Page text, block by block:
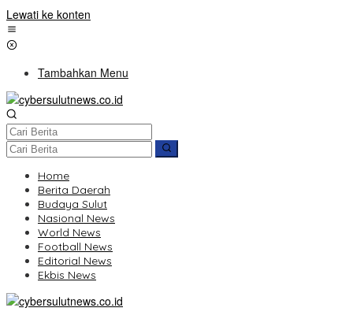
Lewati ke konten
Tambahkan Menu
Home
Berita Daerah
Budaya Sulut
Nasional News
World News
Football News
Editorial News
Ekbis News